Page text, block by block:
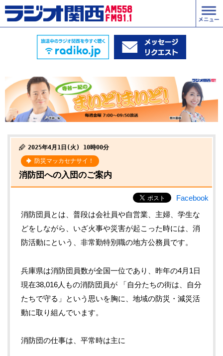
2025年4月1日(火) 10時00分
防災マッカセナサイ！
消防団への入団のご案内
Facebook
消防団員とは、普段は会社員や自営業、主婦、学生な
どをしながら、いざ火事や災害が起こった時には、消
防活動にという、非常勤特別職の地方公務員です。
兵庫県は消防団員数が全国一位であり、昨年の4月 1日
現在38,016人もの消防団員が 「自分たちの街は、自分
たちで守る」という思いを胸に、地域の防災・減災活
動に取り組んでいます。
消防団の仕事は、平常時は主に